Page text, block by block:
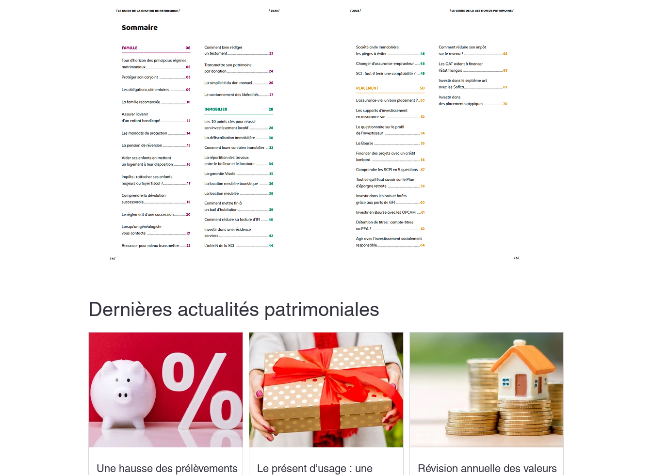
Dernières actualités patrimoniales
Une hausse des prélèvements
Le présent d’usage : une
Révision annuelle des valeurs